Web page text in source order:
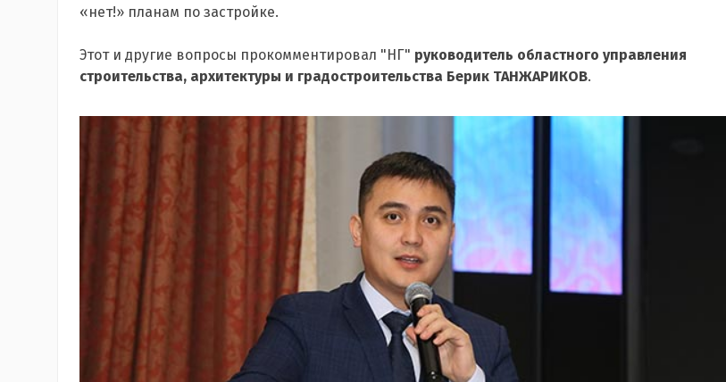
«нет!» планам по застройке.
Этот и другие вопросы прокомментировал "НГ" руководитель областного управления
строительства, архитектуры и градостроительства Берик ТАНЖАРИКОВ.